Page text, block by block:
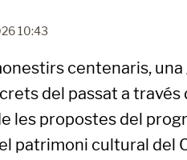
10:43
centenaris,
del passat a través
les propostes del
patrimoni cultural del